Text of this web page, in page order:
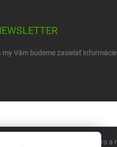
my Vám budeme zasielať
so zasielaním newslettera